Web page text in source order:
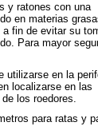
y ratones con una
en materias
fin de evitar su
Para mayor
utilizarse en la
localizarse en las
los roedores.
para ratas y